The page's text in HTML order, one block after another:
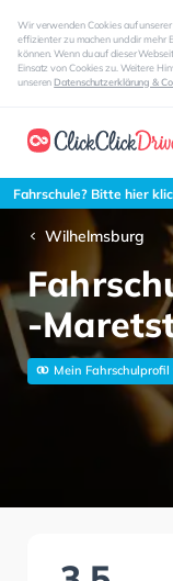
Wir verwenden Cookies auf
effizienter zu machen und dir mehr
können. Wenn du auf dieser
Einsatz von Cookies zu. Weitere
unserenDatenschutzerklärung &
Fahrschule? Bitte hier
Wilhelmsburg
-
Mein